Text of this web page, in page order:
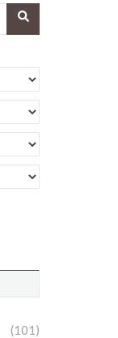
(101)